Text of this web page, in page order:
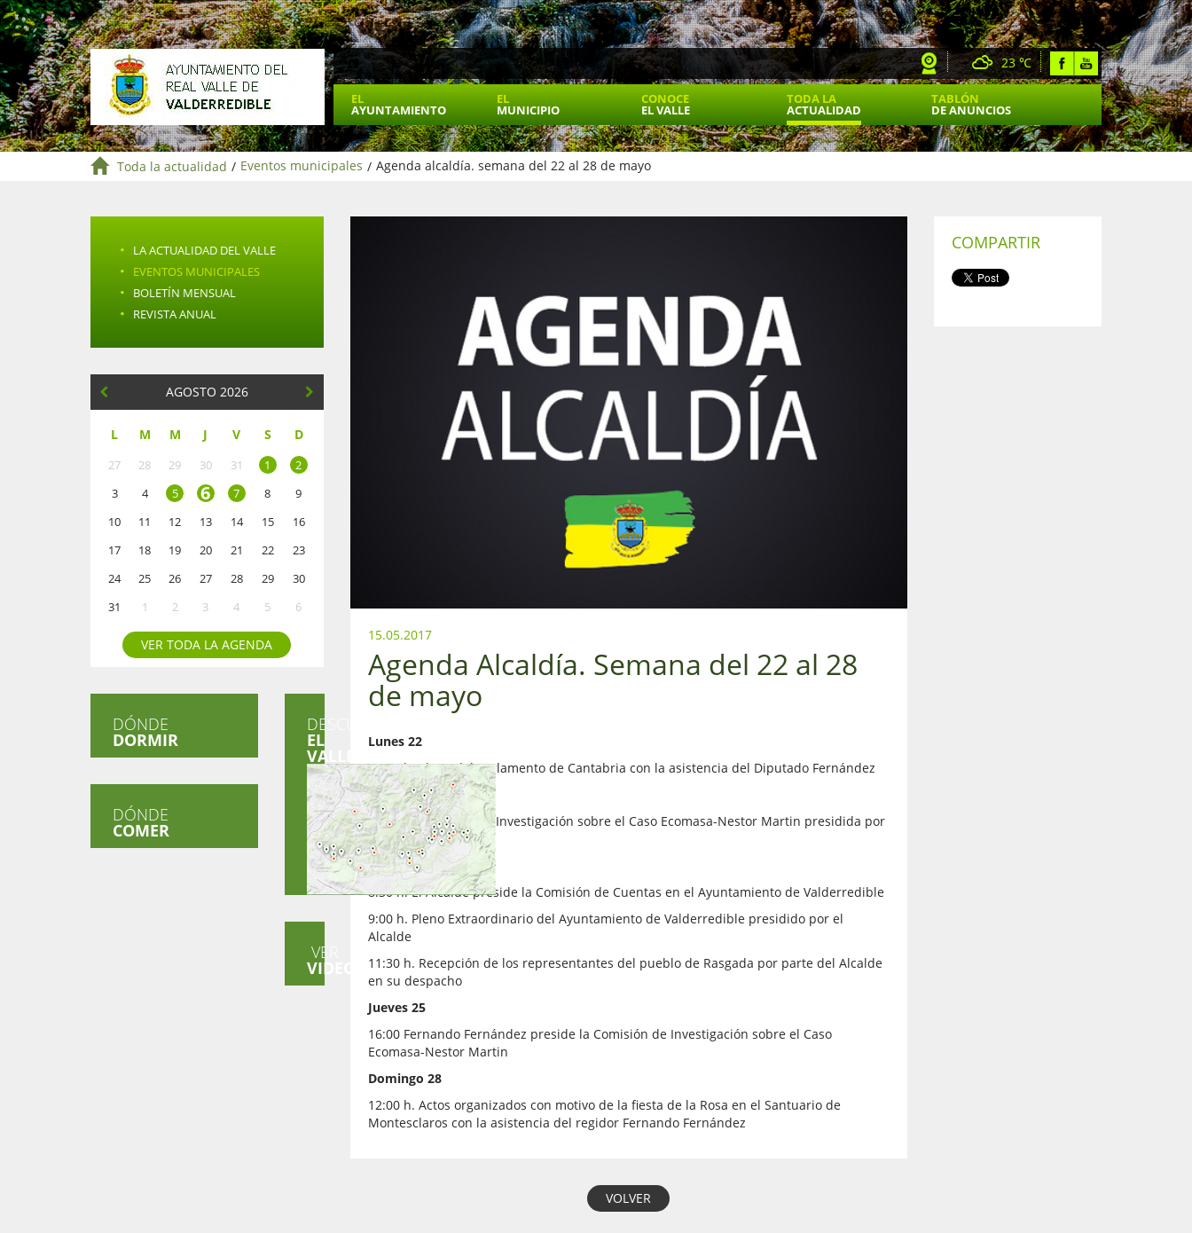
23 ℃
EL
AYUNTAMIENTO
EL
MUNICIPIO
CONOCE
EL VALLE
TODA LA
ACTUALIDAD
TABLÓN
DE ANUNCIOS
Toda la actualidad / Eventos municipales / Agenda alcaldía. semana del 22 al 28 de mayo
15.05.2017
Agenda Alcaldía. Semana del 22 al 28
de mayo
Lunes 22
16:00 h. Pleno del Parlamento de Cantabria con la asistencia del Diputado Fernández
Martes 23
16:00 h. Comisión de Investigación sobre el Caso Ecomasa-Nestor Martin presidida por
Fernando Fernández
Miércoles 24
8:30 h. El Alcalde preside la Comisión de Cuentas en el Ayuntamiento de Valderredible
9:00 h. Pleno Extraordinario del Ayuntamiento de Valderredible presidido por el
Alcalde
11:30 h. Recepción de los representantes del pueblo de Rasgada por parte del Alcalde
en su despacho
Jueves 25
16:00 Fernando Fernández preside la Comisión de Investigación sobre el Caso
Ecomasa-Nestor Martin
Domingo 28
12:00 h. Actos organizados con motivo de la fiesta de la Rosa en el Santuario de
Montesclaros con la asistencia del regidor Fernando Fernández
VOLVER
COMPARTIR
· LA ACTUALIDAD DEL VALLE
· EVENTOS MUNICIPALES
· BOLETÍN MENSUAL
· REVISTA ANUAL
AGOSTO 2026
L M M J V S D
27 28 29 30 31 1
2
3
4 5 6 7 8
9
10
11 12 13 14 15
16
17
18 19 20 21 22
23
24
25 26 27 28 29
30
31
1 2 3 4 5 6
VER TODA LA AGENDA
DÓNDE
DORMIR
DÓNDE
COMER
DESCUBRE
EL
VALLE
VER
VIDEOS